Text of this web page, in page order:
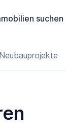
suchen
Neubauprojekte